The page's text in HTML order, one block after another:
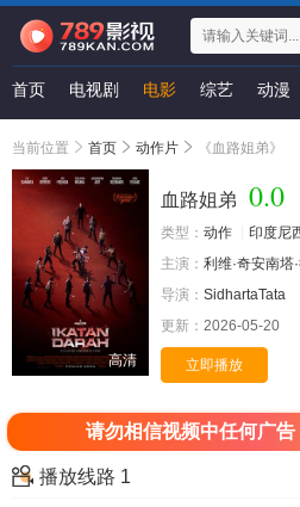
首页 电视剧 电影 综艺 动漫
当前位置 首页 动作片 《血路姐弟》
高清
血路姐弟 0.0
类型： 动作 印度尼
主演： 利维·奇安南塔
导演： SidhartaTata
更新： 2026-05-20
立即播放
请勿相信视频中任何广告
播放线路 1